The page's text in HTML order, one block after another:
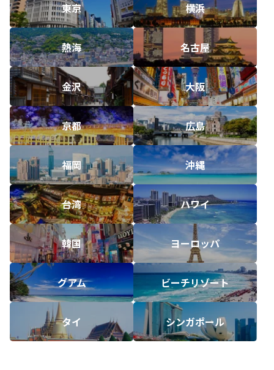
東京 横浜
熱海 名古屋
金沢 大阪
京都 広島
福岡 沖縄
台湾 ハワイ
韓国 ヨーロッパ
グアム ビーチリゾート
タイ シンガポール